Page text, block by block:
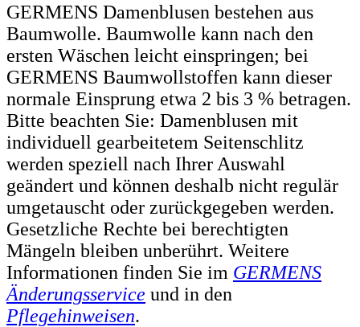
GERMENS Damenblusen bestehen aus
Baumwolle. Baumwolle kann nach den
ersten Wäschen leicht einspringen; bei
GERMENS Baumwollstoffen kann dieser
normale Einsprung etwa 2 bis 3 % betragen.
Bitte beachten Sie: Damenblusen mit
individuell gearbeitetem Seitenschlitz
werden speziell nach Ihrer Auswahl
geändert und können deshalb nicht regulär
umgetauscht oder zurückgegeben werden.
Gesetzliche Rechte bei berechtigten
Mängeln bleiben unberührt. Weitere
Informationen finden Sie im GERMENS
Änderungsservice und in den
Pflegehinweisen.